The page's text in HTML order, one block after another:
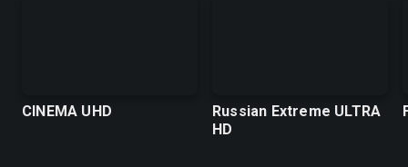
CINEMA UHD
Russian Extreme ULTRA
HD